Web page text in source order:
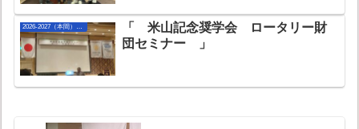
2026-2027（本間）年度
「 米山記念奨学会 ロータリー財
団セミナー 」